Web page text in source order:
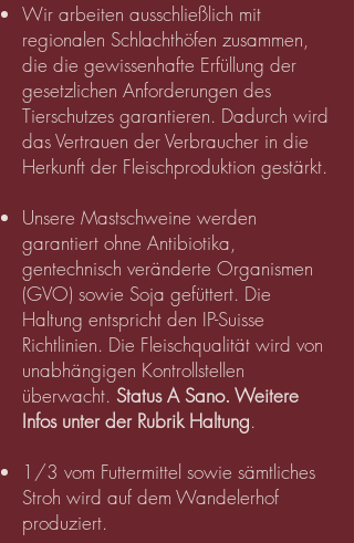
Wir arbeiten ausschließlich mit
regionalen Schlachthöfen zusammen,
die die gewissenhafte Erfüllung der
gesetzlichen Anforderungen des
Tierschutzes garantieren. Dadurch wird
das Vertrauen der Verbraucher in die
Herkunft der Fleischproduktion gestärkt.
Unsere Mastschweine werden
garantiert ohne Antibiotika,
gentechnisch veränderte Organismen
(GVO) sowie Soja gefüttert. Die
Haltung entspricht den IP-Suisse
Richtlinien. Die Fleischqualität wird von
unabhängigen Kontrollstellen
überwacht. Status A Sano. Weitere
Infos unter der Rubrik Haltung.
1/3 vom Futtermittel sowie sämtliches
Stroh wird auf dem Wandelerhof
produziert.